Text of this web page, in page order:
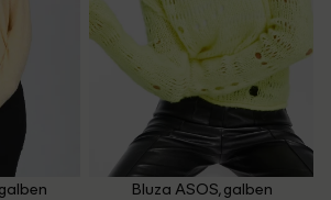
Bluza ASOS, galben